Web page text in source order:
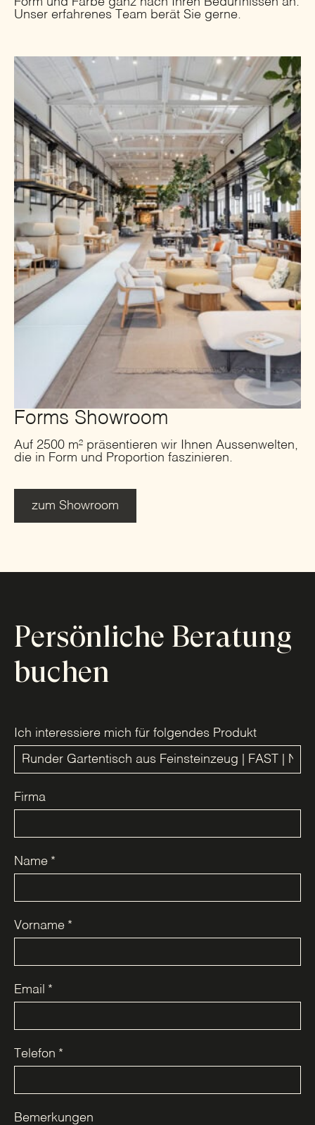
Unser erfahrenes Team berät Sie gerne.
Forms Showroom
Auf 2500 m² präsentieren wir Ihnen Aussenwelten,
die in Form und Proportion faszinieren.
zum Showroom
Persönliche Beratung
buchen
Ich interessiere mich für folgendes Produkt
Firma
Name *
Vorname *
Email *
Telefon *
Bemerkungen